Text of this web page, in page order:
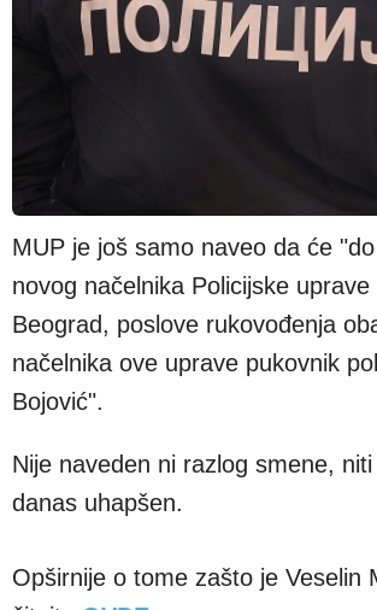
MUP je još samo naveo da će
novog načelnika Policijske uprave
Beograd, poslove rukovođenja
načelnika ove uprave pukovnik
Bojović".
Nije naveden ni razlog smene,
danas uhapšen.
Opširnije o tome zašto je Veselin